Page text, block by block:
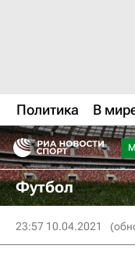
Политика В
Футбол
23:57 10.04.2021